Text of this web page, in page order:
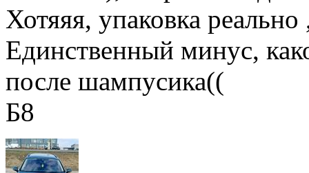
Хотяяя, упаковка
Единственный минус,
после шампусика((
Б8